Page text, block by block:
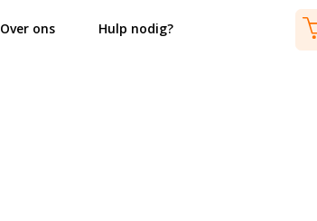
Over ons Hulp nodig?